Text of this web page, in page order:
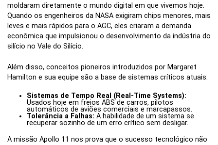
moldaram diretamente o mundo digital em que vivemos hoje.
Quando os engenheiros da NASA exigiram chips menores, mais
leves e mais rápidos para o AGC, eles criaram a demanda
econômica que impulsionou o desenvolvimento da indústria do
silício no Vale do Silício.
Além disso, conceitos pioneiros introduzidos por Margaret
Hamilton e sua equipe são a base de sistemas críticos atuais:
Sistemas de Tempo Real (Real-Time Systems):
Usados hoje em freios ABS de carros, pilotos
automáticos de aviões comerciais e marcapassos.
Tolerância a Falhas: A habilidade de um sistema se
recuperar sozinho de um erro crítico sem desligar.
A missão Apollo 11 nos prova que o sucesso tecnológico não